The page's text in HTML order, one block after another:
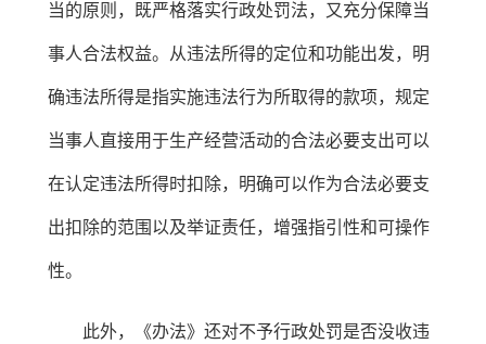
当的原则，既严格落实行政处罚法，又充分保障当
事人合法权益。从违法所得的定位和功能出发，明
确违法所得是指实施违法行为所取得的款项，规定
当事人直接用于生产经营活动的合法必要支出可以
在认定违法所得时扣除，明确可以作为合法必要支
出扣除的范围以及举证责任，增强指引性和可操作
性。
此外，《办法》还对不予行政处罚是否没收违